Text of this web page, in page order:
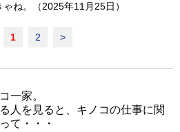
ね。（2025年11月25日）
1 2 >
一家。
人を見ると、キノコの仕事に関
て・・・